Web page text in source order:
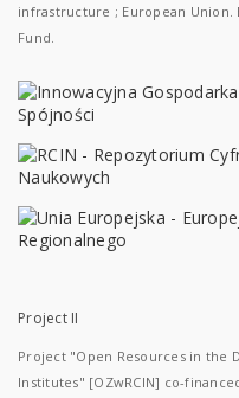
infrastructure ; European Union.
Fund.
Project II
Project "Open Resources in the
Institutes" [OZwRCIN] co-